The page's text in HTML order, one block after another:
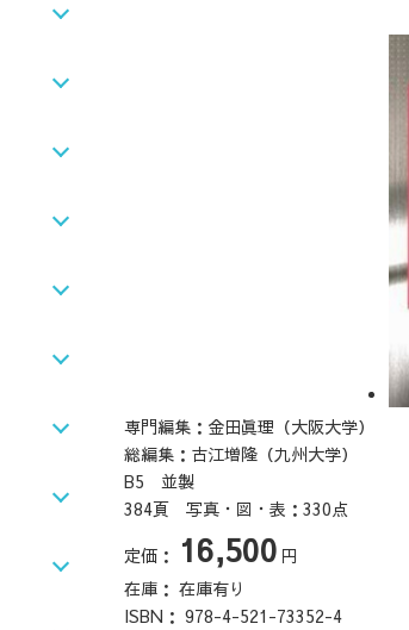
専門編集：金田眞理（大阪大学）
総編集：古江増隆（九州大学）
B5 並製
384頁 写真・図・表：330点
定価： 16,500 円
在庫： 在庫有り
ISBN： 978-4-521-73352-4